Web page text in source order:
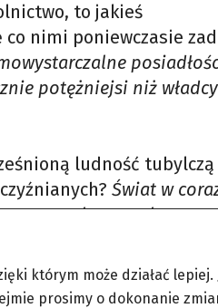
to jakieś
nimi poniewczasie
potężniejsi niż
ludność
Świat w
Apple, Google,
Jeszcze nigdy w
– nikt nie miał
którym może działać lepiej.
prosimy o dokonanie